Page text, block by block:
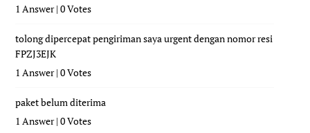
1 Answer|0 Votes
tolong dipercepat pengiriman saya urgent dengan nomor resi
FPZJ3EJK
1 Answer|0 Votes
paket belum diterima
1 Answer|0 Votes